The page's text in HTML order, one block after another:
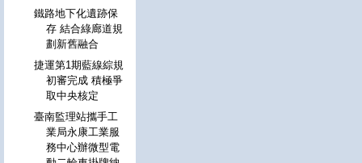
鐵路地下化遺跡保
存 結合綠廊道規
劃新舊融合
捷運第1期藍線綜規
初審完成 積極爭
取中央核定
臺南監理站攜手工
業局永康工業服
務中心辦微型電